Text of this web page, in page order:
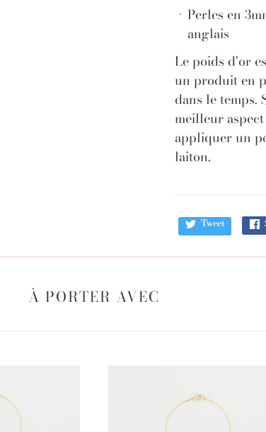
Perles en
anglais
Le poids d'or
un produit en
dans le temps.
meilleur
appliquer un
laiton.
Tweet
À PORTER AVEC